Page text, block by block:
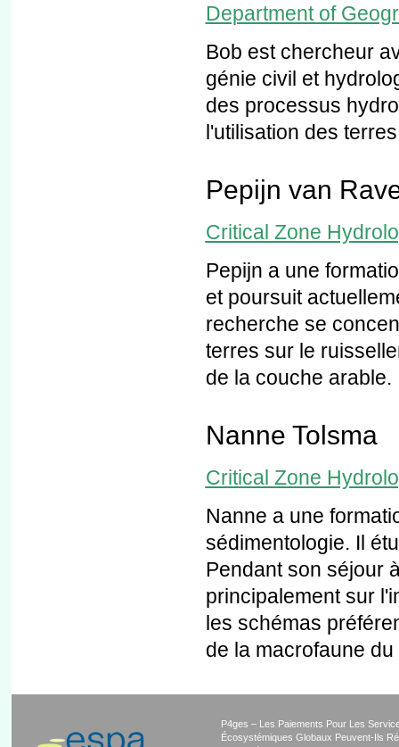
Department of
Bob est chercheur
génie civil et
des processus
l'utilisation des
Pepijn van
Critical Zone
Pepijn a une
et poursuit
recherche se
terres sur le
de la couche arable.
Nanne Tolsma
Critical Zone
Nanne a une
sédimentologie. Il
Pendant son séjour
principalement sur
les schémas
de la macrofaune du
P4ges – Les Paiements Pour Les
Écosystémiques Globaux Peuvent-Ils